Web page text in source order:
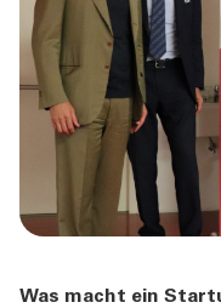
TOOLS
AKTUELLES
Was macht ein